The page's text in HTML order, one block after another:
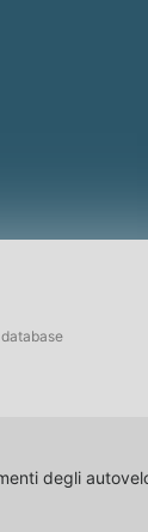
degli